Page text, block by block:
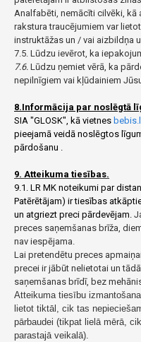
Analfabēti, nemācīti cilvēki, kā
rakstura traucējumiem var
instruktāžas un / vai aizbildņa
7.5. Lūdzu ievērot, ka
7.6. Lūdzu ņemiet vērā, ka
nepilnīgiem vai kļūdainiem
8.Informācija par noslēgtā
SIA "GLOSK", kā vietnes
pieejamā veidā noslēgtos
pārdošanu .
9. Atteikuma tiesības.
9.1. LR MK noteikumi par
Patērētājam) ir tiesības
un atgriezt preci pārdevējam.
preces saņemšanas brīža,
nav iespējama.
Lai pretendētu preces
precei ir jābūt nelietotai un
saņemšanas brīdī, bez
Atteikuma tiesību
lietot tiktāl, cik tas
pārbaudei (tikpat lielā mērā,
parastajā veikalā).